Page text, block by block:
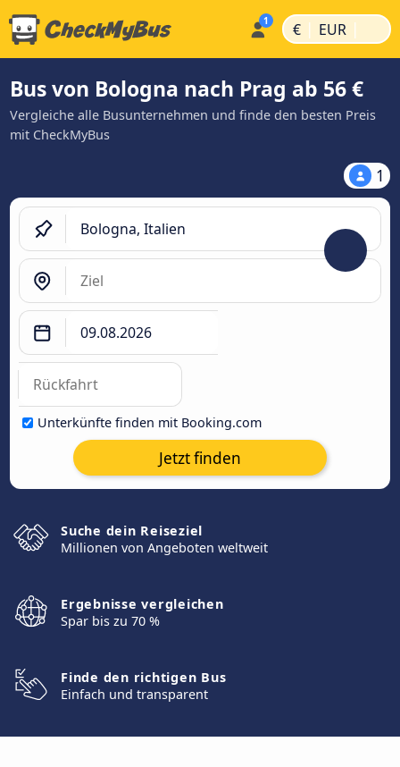
€ | EUR |
Bus von Bologna nach Prag ab 56 €
Vergleiche alle Busunternehmen und finde den besten Preis
mit CheckMyBus
1
Unterkünfte finden mit Booking.com
Jetzt finden
Suche dein Reiseziel
Millionen von Angeboten weltweit
Ergebnisse vergleichen
Spar bis zu 70 %
Finde den richtigen Bus
Einfach und transparent